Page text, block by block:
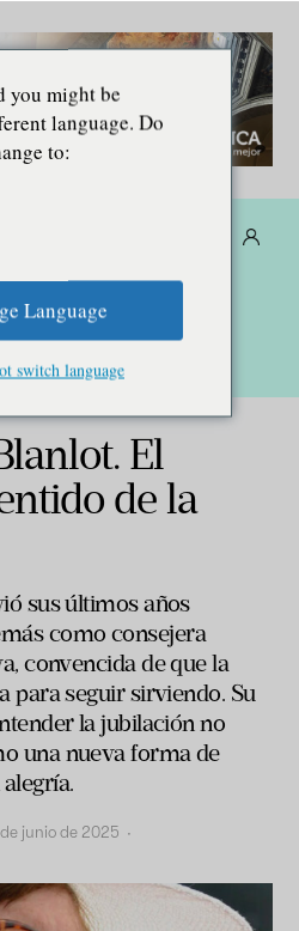
El
de la
sus últimos años
como consejera
convencida de que la
para seguir sirviendo. Su
la jubilación no
una nueva forma de
junio de 2025 ·
you might be
language. Do
to:
Language
switch language